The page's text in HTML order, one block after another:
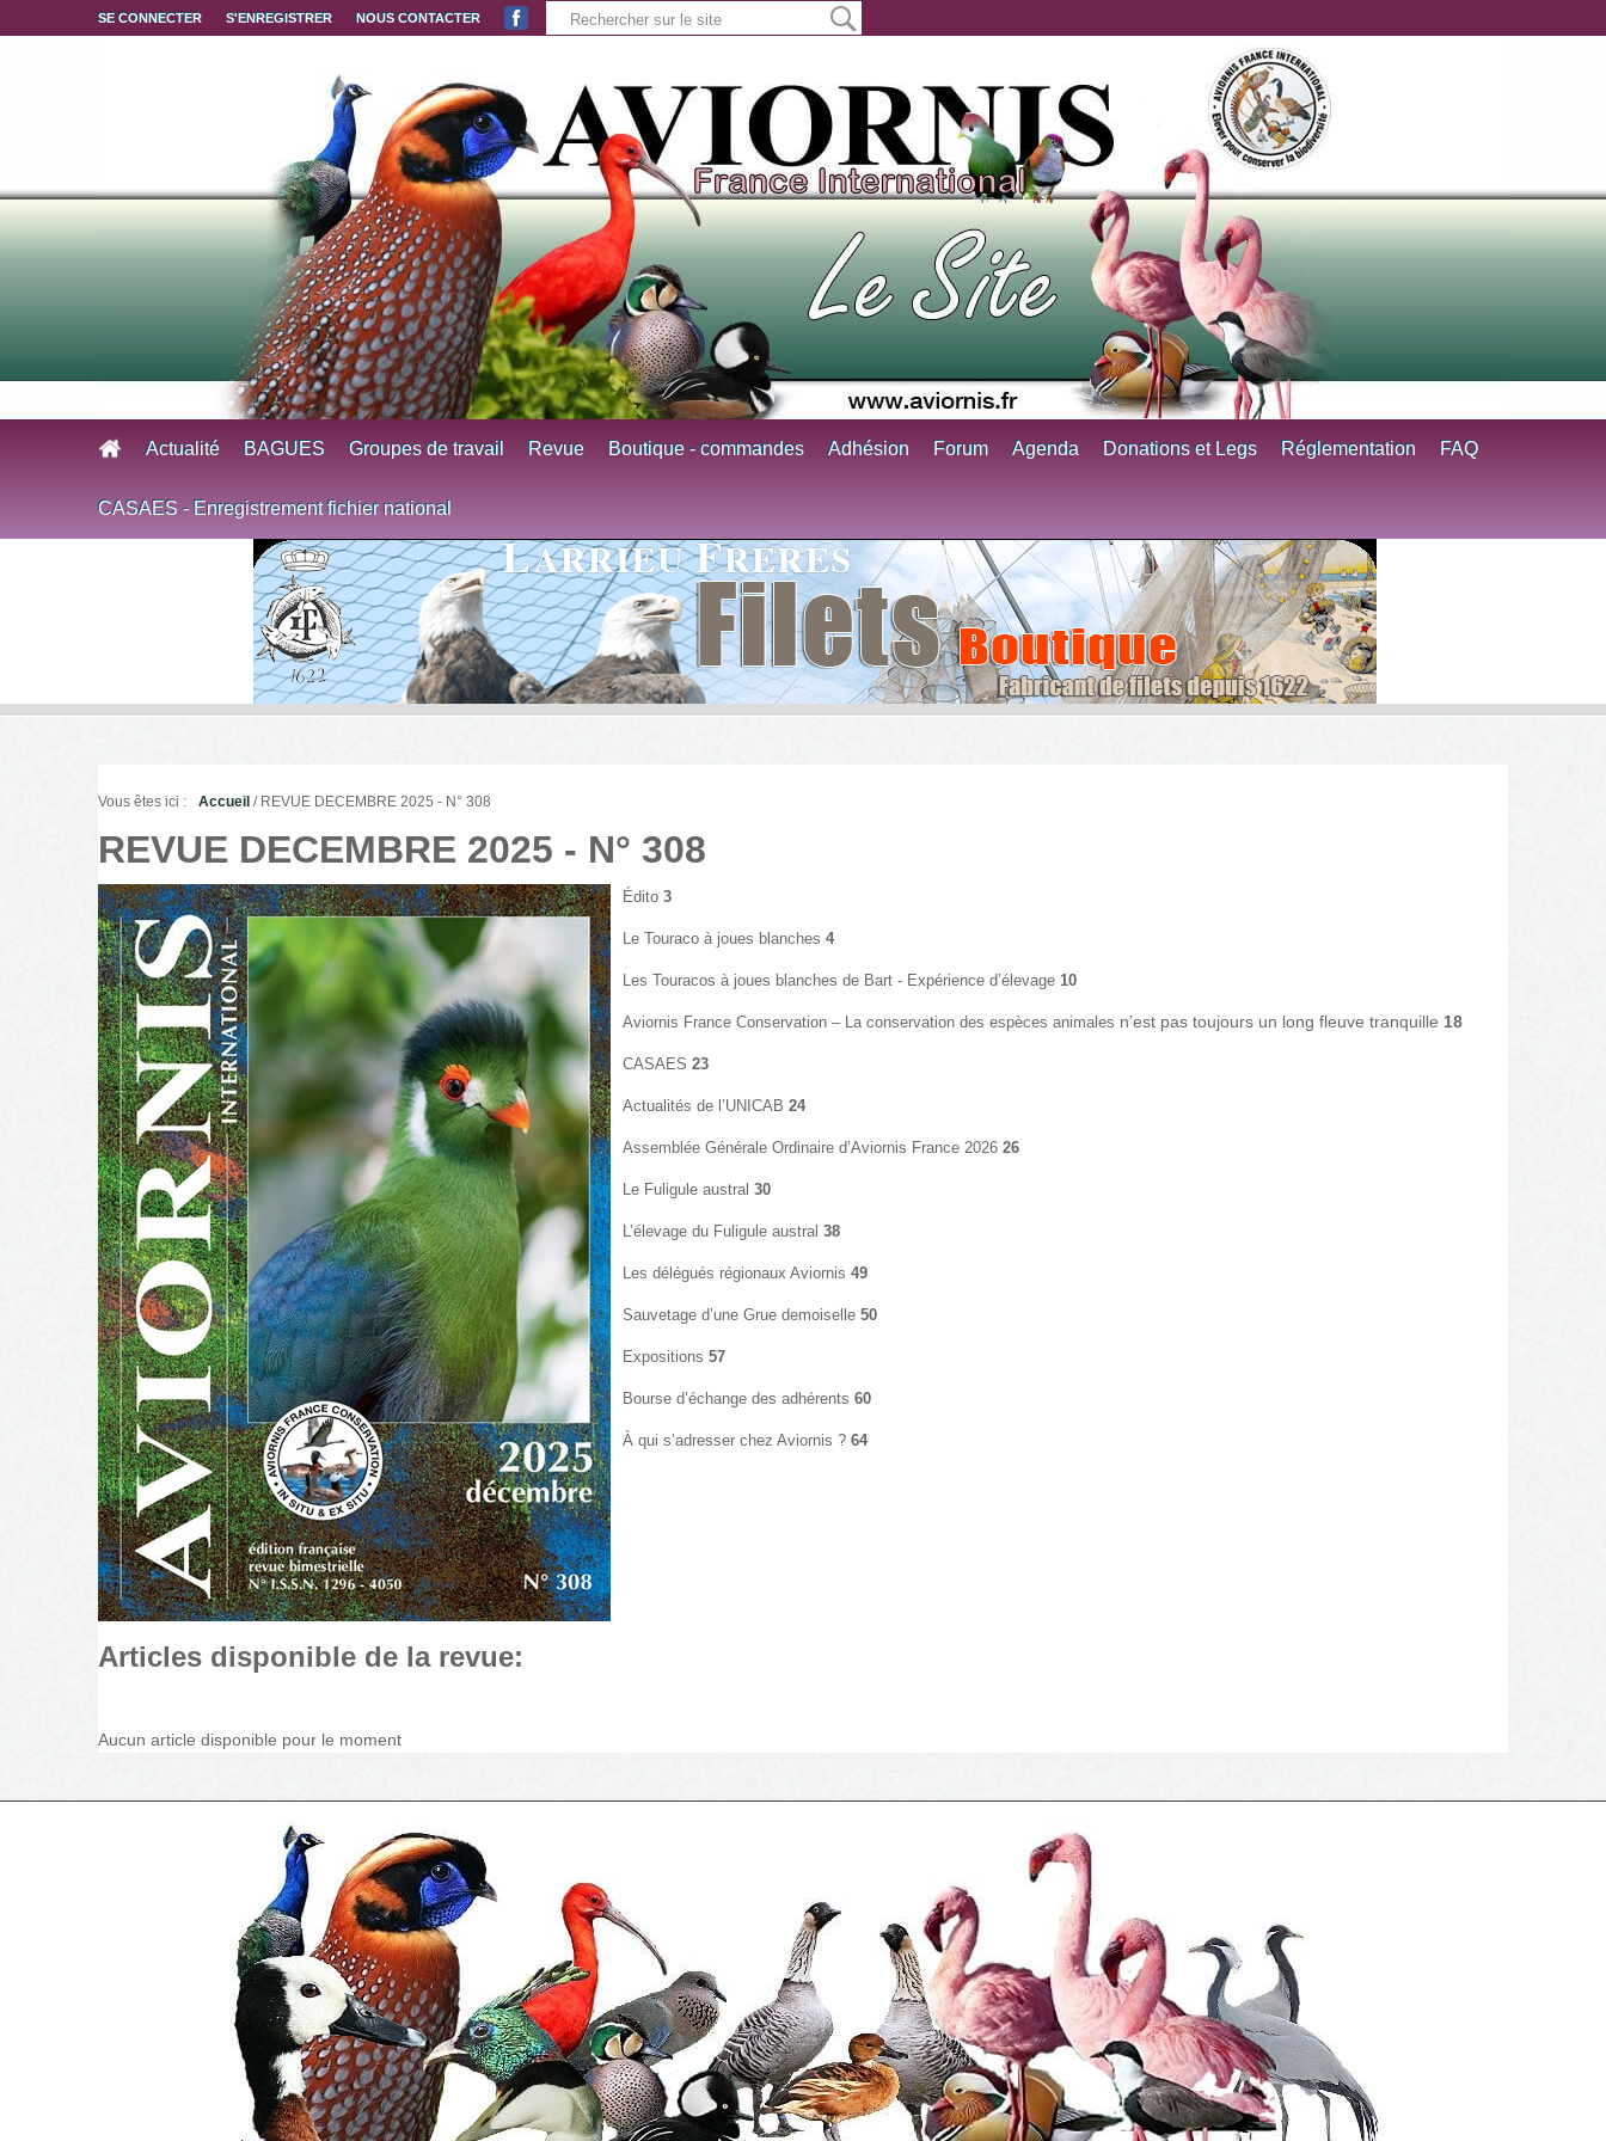
Aller au contenu principal
SE CONNECTER S'ENREGISTRER NOUS CONTACTER
Actualité BAGUES Groupes de travail Revue Boutique - commandes Adhésion Forum Agenda Donations et Legs Réglementation FAQ
CASAES - Enregistrement fichier national
Vous êtes ici : Accueil / REVUE DECEMBRE 2025 - N° 308
REVUE DECEMBRE 2025 - N° 308
Édito 3
Le Touraco à joues blanches 4
Les Touracos à joues blanches de Bart - Expérience d’élevage 10
Aviornis France Conservation – La conservation des espèces animales n’est pas toujours un long fleuve tranquille 18
CASAES 23
Actualités de l’UNICAB 24
Assemblée Générale Ordinaire d’Aviornis France 2026 26
Le Fuligule austral 30
L’élevage du Fuligule austral 38
Les délégués régionaux Aviornis 49
Sauvetage d’une Grue demoiselle 50
Expositions 57
Bourse d’échange des adhérents 60
À qui s’adresser chez Aviornis ? 64
Articles disponible de la revue:
Aucun article disponible pour le moment